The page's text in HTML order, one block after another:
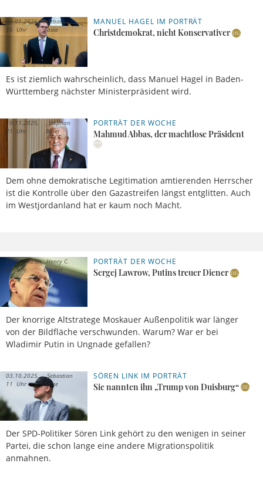
MANUEL HAGEL IM PORTRÄT
Christdemokrat, nicht Konservativer
Es ist ziemlich wahrscheinlich, dass Manuel Hagel in Baden-
Württemberg nächster Ministerpräsident wird.
09.01.2026,
15 Uhr
Sebastian
Sasse
PORTRÄT DER WOCHE
Mahmud Abbas, der machtlose Präsident
Dem ohne demokratische Legitimation amtierenden Herrscher
ist die Kontrolle über den Gazastreifen längst entglitten. Auch
im Westjordanland hat er kaum noch Macht.
19.11.2025,
21 Uhr
Stephan
Baier
PORTRÄT DER WOCHE
Sergej Lawrow, Putins treuer Diener
Der knorrige Altstratege Moskauer Außenpolitik war länger
von der Bildfläche verschwunden. Warum? War er bei
Wladimir Putin in Ungnade gefallen?
14.11.2025,
07 Uhr
Henry C.
Brinker
SÖREN LINK IM PORTRÄT
Sie nannten ihn „Trump von Duisburg“
Der SPD-Politiker Sören Link gehört zu den wenigen in seiner
Partei, die schon lange eine andere Migrationspolitik
anmahnen.
03.10.2025,
11 Uhr
Sebastian
Sasse